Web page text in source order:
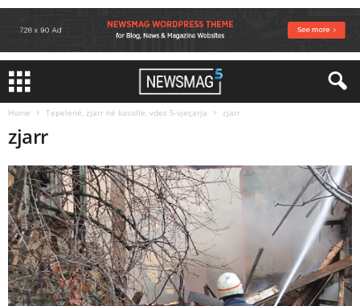
Home Tepelenë, zjarr në kasolle, vdes 5-vjeçarja zjarr
zjarr